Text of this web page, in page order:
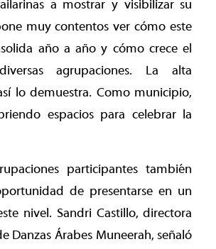
a mostrar y visibilizar su
muy contentos ver cómo este
año a año y cómo crece el
agrupaciones. La alta
lo demuestra. Como municipio,
espacios para celebrar la
participantes también
de presentarse en un
nivel. Sandri Castillo, directora
Danzas Árabes Muneerah, señaló